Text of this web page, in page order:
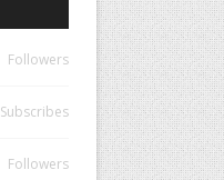
Followers
Subscribes
Followers